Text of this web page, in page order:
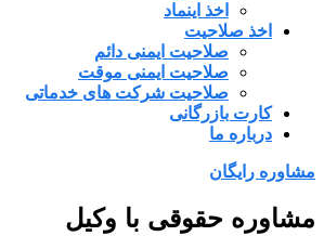
اخذ اینماد
اخذ صلاحیت
صلاحیت ایمنی دائم
صلاحیت ایمنی موقت
صلاحیت شرکت های خدماتی
کارت بازرگانی
درباره ما
مشاوره رایگان
مشاوره حقوقی با وکیل